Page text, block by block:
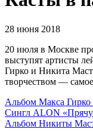
28 июня 2018
20 июля в Москве
выступят артисты
Гирко и Никита
творчеством —
Альбом Макса
Сингл ALON
Альбом Никиты